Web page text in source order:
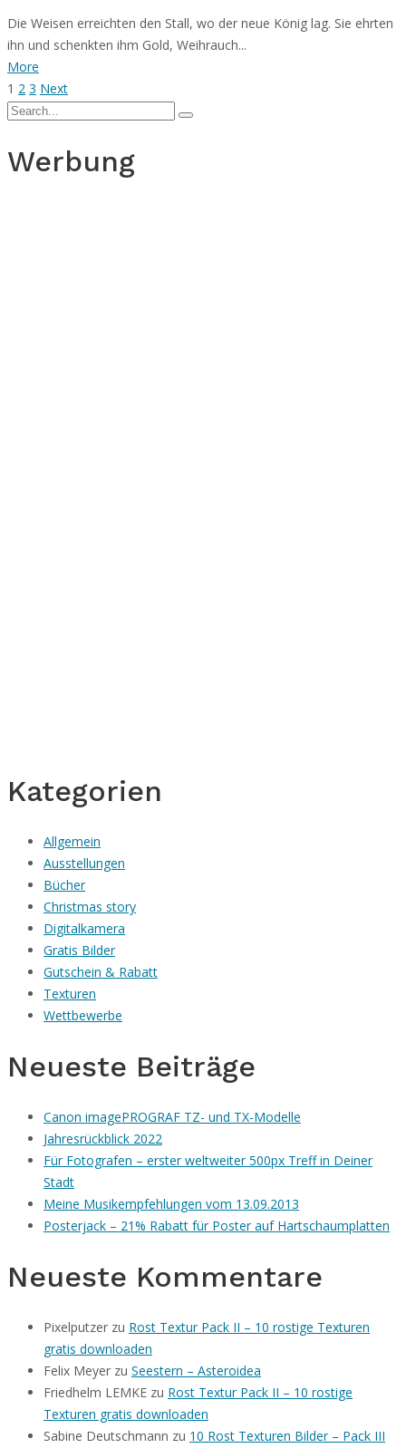
Die Weisen erreichten den Stall, wo der neue König lag. Sie ehrten
ihn und schenkten ihm Gold, Weihrauch...
More
1 2 3 Next
Werbung
Kategorien
Allgemein
Ausstellungen
Bücher
Christmas story
Digitalkamera
Gratis Bilder
Gutschein & Rabatt
Texturen
Wettbewerbe
Neueste Beiträge
Canon imagePROGRAF TZ- und TX-Modelle
Jahresrückblick 2022
Für Fotografen – erster weltweiter 500px Treff in Deiner
Stadt
Meine Musikempfehlungen vom 13.09.2013
Posterjack – 21% Rabatt für Poster auf Hartschaumplatten
Neueste Kommentare
Pixelputzer zu Rost Textur Pack II – 10 rostige Texturen
gratis downloaden
Felix Meyer zu Seestern – Asteroidea
Friedhelm LEMKE zu Rost Textur Pack II – 10 rostige
Texturen gratis downloaden
Sabine Deutschmann zu 10 Rost Texturen Bilder – Pack III